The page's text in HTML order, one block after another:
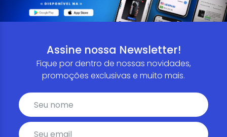
Assine nossa Newsletter!
Fique por dentro de nossas novidades,
promoções exclusivas e muito mais.